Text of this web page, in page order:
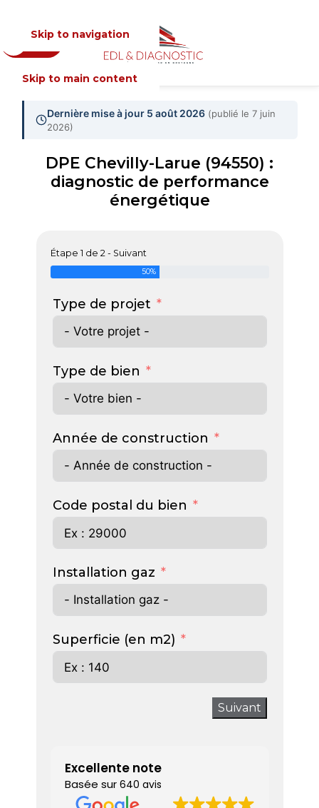
Skip to navigation
Skip to main content
MENU
Dernière mise à jour 5 août 2026 (publié le 7 juin
2026)
DPE Chevilly-Larue (94550) :
diagnostic de performance
énergétique
Étape 1 de 2 - Suivant
50%
Type de projet
Type de bien
Année de construction
Code postal du bien
Installation gaz
Superficie (en m2)
Suivant
Excellente note
Basée sur 640 avis